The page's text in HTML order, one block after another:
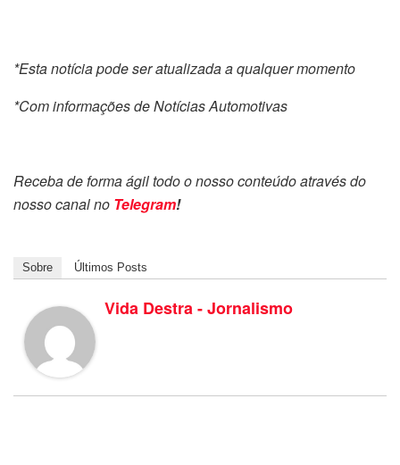
*Esta notícia pode ser atualizada a qualquer momento
*Com informações de Notícias Automotivas
Receba de forma ágil todo o nosso conteúdo através do
nosso canal no Telegram!
Sobre Últimos Posts
Vida Destra - Jornalismo